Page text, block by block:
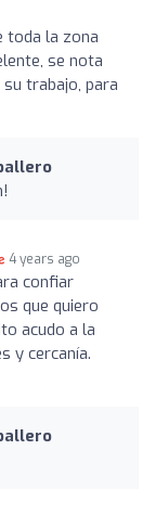
toda la zona
se nota
trabajo, para
4 years ago
confiar
que quiero
acudo a la
y cercanía.